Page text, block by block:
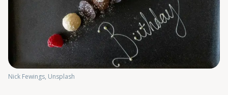
Nick Fewings, Unsplash